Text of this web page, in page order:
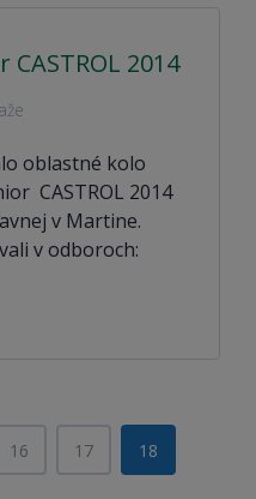
2014
oblastné kolo
CASTROL 2014
v Martine.
v odboroch:
16 17 18